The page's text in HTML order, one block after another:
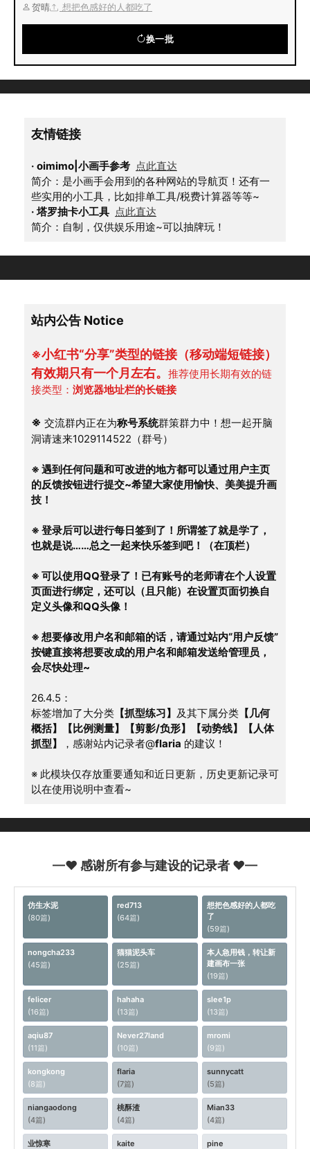
贺晴 想把色感好的人都吃了
换一批
友情链接
· oimimo|小画手参考 点此直达
简介：是小画手会用到的各种网站的导航页！还有一
些实用的小工具，比如排单工具/税费计算器等等~
· 塔罗抽卡小工具 点此直达
简介：自制，仅供娱乐用途~可以抽牌玩！
站内公告 Notice
※小红书“分享”类型的链接（移动端短链接）
有效期只有一个月左右。 推荐使用长期有效的链
接类型： 浏览器地址栏的长链接
※ 交流群内正在为称号系统群策群力中！想一起开脑
洞请速来1029114522（群号）
※ 遇到任何问题和可改进的地方都可以通过用户主页
的反馈按钮进行提交~希望大家使用愉快、美美提升画
技！
※ 登录后可以进行每日签到了！所谓签了就是学了，
也就是说……总之一起来快乐签到吧！（在顶栏）
※ 可以使用QQ登录了！已有账号的老师请在个人设置
页面进行绑定，还可以（且只能）在设置页面切换自
定义头像和QQ头像！
※ 想要修改用户名和邮箱的话，请通过站内“用户反馈”
按键直接将想要改成的用户名和邮箱发送给管理员，
会尽快处理~
26.4.5：
标签增加了大分类 【抓型练习】 及其下属分类 【几何
概括】【比例测量】【剪影/负形】【动势线】【人体
抓型】
，感谢站内记录者@flaria 的建议！
※ 此模块仅存放重要通知和近日更新，历史更新记录可
以在使用说明中查看~
—♥ 感谢所有参与建设的记录者 ♥—
仿生水泥
(80篇)
red713
(64篇)
想把色感好的人都吃
了
(59篇)
nongcha233
(45篇)
猫猫泥头车
(25篇)
本人急用钱，转让新
建画布一张
(19篇)
felicer
(16篇)
hahaha
(13篇)
slee1p
(13篇)
aqiu87
(11篇)
Never27land
(10篇)
mromi
(9篇)
kongkong
(8篇)
flaria
(7篇)
sunnycatt
(5篇)
niangaodong
(4篇)
桃酥渣
(4篇)
Mian33
(4篇)
业惊寒
kaite
pine